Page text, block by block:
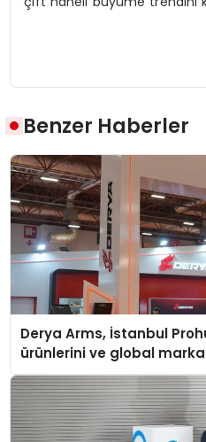
Benzer Haberler
Derya Arms, İstanbul
ürünlerini ve global